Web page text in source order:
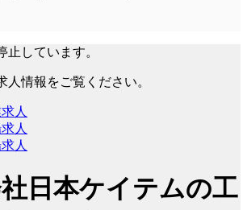
止しています。
人情報をご覧ください。
人
人
人
日本ケイテムの工